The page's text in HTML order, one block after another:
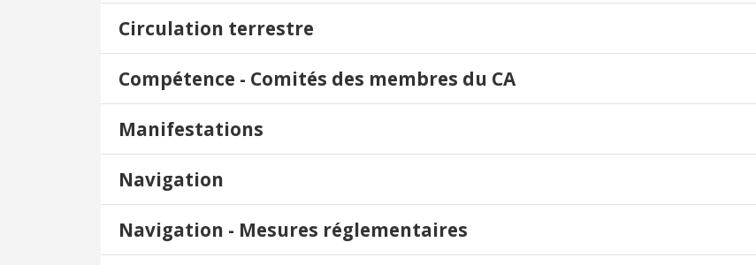
Circulation terrestre
Compétence - Comités des membres du CA
Manifestations
Navigation
Navigation - Mesures réglementaires